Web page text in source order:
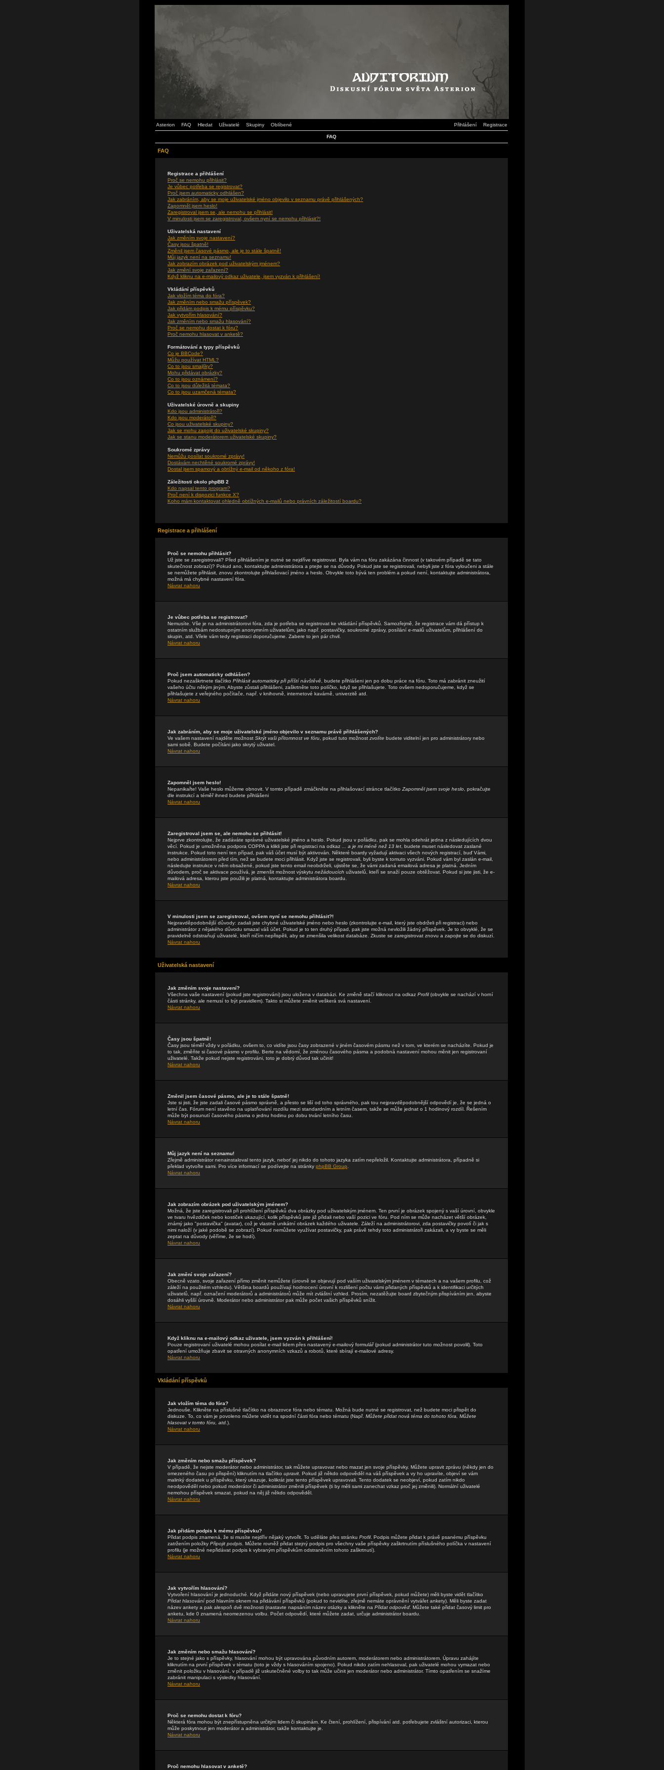
Asterion FAQ Hledat Uživatelé Skupiny Oblíbené Přihlášení Registrace
FAQ
FAQ
Registrace a přihlášení
Proč se nemohu přihlásit?
Je vůbec potřeba se registrovat?
Proč jsem automaticky odhlášen?
Jak zabráním, aby se moje uživatelské jméno objevilo v seznamu právě přihlášených?
Zapomněl jsem heslo!
Zaregistroval jsem se, ale nemohu se přihlásit!
V minulosti jsem se zaregistroval, ovšem nyní se nemohu přihlásit?!
Uživatelská nastavení
Jak změním svoje nastavení?
Časy jsou špatně!
Změnil jsem časové pásmo, ale je to stále špatně!
Můj jazyk není na seznamu!
Jak zobrazím obrázek pod uživatelským jménem?
Jak změní svoje zařazení?
Když kliknu na e-mailový odkaz uživatele, jsem vyzván k přihlášení!
Vkládání příspěvků
Jak vložím téma do fóra?
Jak změním nebo smažu příspěvek?
Jak přidám podpis k mému příspěvku?
Jak vytvořím hlasování?
Jak změním nebo smažu hlasování?
Proč se nemohu dostat k fóru?
Proč nemohu hlasovat v anketě?
Formátování a typy příspěvků
Co je BBCode?
Můžu používat HTML?
Co to jsou smajlíky?
Mohu přidávat obrázky?
Co to jsou oznámení?
Co to jsou důležitá témata?
Co to jsou uzamčená témata?
Uživatelské úrovně a skupiny
Kdo jsou administrátoři?
Kdo jsou moderátoři?
Co jsou uživatelské skupiny?
Jak se mohu zapojit do uživatelské skupiny?
Jak se stanu moderátorem uživatelské skupiny?
Soukromé zprávy
Nemůžu posílat soukromé zprávy!
Dostávám nechtěné soukromé zprávy!
Dostal jsem spamový a obtížný e-mail od někoho z fóra!
Záležitosti okolo phpBB 2
Kdo napsal tento program?
Proč není k dispozici funkce X?
Koho mám kontaktovat ohledně obtížných e-mailů nebo právních záležitostí boardu?
Registrace a přihlášení
Proč se nemohu přihlásit?
Už jste se zaregistrovali? Před přihlášením je nutné se nejdříve registrovat. Byla vám na fóru zakázána činnost (v takovém případě se tato
skutečnost zobrazí)? Pokud ano, kontaktujte administrátora a ptejte se na důvody. Pokud jste se registrovali, nebyli jste z fóra vyloučeni a stále
se nemůžete přihlásit, znovu zkontrolujte přihlašovací jméno a heslo. Obvykle toto bývá ten problém a pokud není, kontaktujte administrátora,
možná má chybné nastavení fóra.
Návrat nahoru
Je vůbec potřeba se registrovat?
Nemusíte. Vše je na administrátorovi fóra, zda je potřeba se registrovat ke vkládání příspěvků. Samozřejmě, že registrace vám dá přístup k
ostatním službám nedostupným anonymním uživatelům, jako např. postavičky, soukromé zprávy, posílání e-mailů uživatelům, přihlášení do
skupin, atd. Vřele vám tedy registraci doporučujeme. Zabere to jen pár chvil.
Návrat nahoru
Proč jsem automaticky odhlášen?
Pokud nezaškrtnete tlačítko Přihlásit automaticky při příští návštěvě , budete přihlášeni jen po dobu práce na fóru. Toto má zabránit zneužití
vašeho účtu někým jiným. Abyste zůstali přihlášeni, zaškrtněte toto políčko, když se přihlašujete. Toto ovšem nedoporučujeme, když se
přihlašujete z veřejného počítače, např. v knihovně, internetové kavárně, univerzitě atd.
Návrat nahoru
Jak zabráním, aby se moje uživatelské jméno objevilo v seznamu právě přihlášených?
Ve vašem nastavení najděte možnost Skrýt vaši přítomnost ve fóru , pokud tuto možnost zvolíte budete viditelní jen pro administrátory nebo
sami sobě. Budete počítáni jako skrytý uživatel.
Návrat nahoru
Zapomněl jsem heslo!
Nepanikařte! Vaše heslo můžeme obnovit. V tomto případě zmáčkněte na přihlašovací stránce tlačítko Zapomněl jsem svoje heslo , pokračujte
dle instrukcí a téměř ihned budete přihlášeni
Návrat nahoru
Zaregistroval jsem se, ale nemohu se přihlásit!
Nejprve zkontrolujte, že zadáváte správné uživatelské jméno a heslo. Pokud jsou v pořádku, pak se mohla odehrát jedna z následujících dvou
věcí. Pokud je umožněna podpora COPPA a klikli jste při registraci na odkaz
... a je mi méně než 13 let , budete muset následovat zaslané
instrukce. Pokud toto není ten případ, pak váš účet musí být aktivován. Některé boardy vyžadují aktivaci všech nových registrací, buď Vámi,
nebo administrátorem před tím, než se budete moci přihlásit. Když jste se registrovali, byli byste k tomuto vyzváni. Pokud vám byl zaslán e-mail,
následujte instrukce v něm obsažené, pokud jste tento email neobdrželi, ujistěte se, že vámi zadaná emailová adresa je platná. Jedním
důvodem, proč se aktivace používá, je zmenšit možnost výskytu nežádoucích uživatelů, kteří se snaží pouze obtěžovat. Pokud si jste jisti, že e-
mailová adresa, kterou jste použili je platná, kontaktujte administrátora boardu.
Návrat nahoru
V minulosti jsem se zaregistroval, ovšem nyní se nemohu přihlásit?!
Nejpravděpodobnější důvody: zadali jste chybné uživatelské jméno nebo heslo (zkontrolujte e-mail, který jste obdrželi při registraci) nebo
administrátor z nějakého důvodu smazal váš účet. Pokud je to ten druhý případ, pak jste možná nevložili žádný příspěvek. Je to obvyklé, že se
pravidelně odstraňují uživatelé, kteří ničím nepřispěli, aby se zmenšila velikost databáze. Zkuste se zaregistrovat znovu a zapojte se do diskuzí.
Návrat nahoru
Uživatelská nastavení
Jak změním svoje nastavení?
Všechna vaše nastavení (pokud jste registrováni) jsou uložena v databázi. Ke změně stačí kliknout na odkaz Profil(obvykle se nachází v horní
části stránky, ale nemusí to být pravidlem). Takto si můžete změnit veškerá svá nastavení.
Návrat nahoru
Časy jsou špatně!
Časy jsou téměř vždy v pořádku, ovšem to, co vidíte jsou časy zobrazené v jiném časovém pásmu než v tom, ve kterém se nacházíte. Pokud je
to tak, změňte si časové pásmo v profilu. Berte na vědomí, že změnou časového pásma a podobná nastavení mohou měnit jen registrovaní
uživatelé. Takže pokud nejste registrováni, toto je dobrý důvod tak učinit!
Návrat nahoru
Změnil jsem časové pásmo, ale je to stále špatně!
Jste si jisti, že jste zadali časové pásmo správně, a přesto se liší od toho správného, pak tou nejpravděpodobnější odpovědí je, že se jedná o
letní čas. Fórum není stavěno na uplatňování rozdílu mezi standardním a letním časem, takže se může jednat o 1 hodinový rozdíl. Řešením
může být posunutí časového pásma o jednu hodinu po dobu trvání letního času.
Návrat nahoru
Můj jazyk není na seznamu!
Zřejmě administrátor nenainstaloval tento jazyk, neboť jej nikdo do tohoto jazyka zatím nepřeložil. Kontaktujte administrátora, případně si
překlad vytvořte sami. Pro více informací se podívejte na stránky phpBB Group
Návrat nahoru
Jak zobrazím obrázek pod uživatelským jménem?
Možná, že jste zaregistrovali při prohlížení příspěvků dva obrázky pod uživatelským jménem. Ten první je obrázek spojený s vaší úrovní, obvykle
ve tvaru hvězdiček nebo kostiček ukazující, kolik příspěvků jste již přidali nebo vaší pozici ve fóru. Pod ním se může nacházet větší obrázek,
známý jako "postavička" (avatar), což je vlastně unikátní obrázek každého uživatele. Záleží na administrátorovi, zda postavičky povolí či jak s
nimi naloží (v jaké podobě se zobrazí). Pokud nemůžete využívat postavičky, pak právě tehdy toto administrátoři zakázali, a vy byste se měli
zeptat na důvody (věříme, že se hodí).
Návrat nahoru
Jak změní svoje zařazení?
Obecně vzato, svoje zařazení přímo změnit nemůžete (úrovně se objevují pod vaším uživatelským jménem v tématech a na vašem profilu, což
záleží na použitém vzhledu). Většina boardů používají hodnocení úrovní k rozlišení počtu vámi přidaných příspěvků a k identifikaci určitých
uživatelů, např. označení moderátorů a administrátorů může mít zvláštní vzhled. Prosím, nezatěžujte board zbytečným přispíváním jen, abyste
dosáhli vyšší úrovně. Moderátor nebo administrátor pak může počet vašich příspěvků snížit.
Návrat nahoru
Když kliknu na e-mailový odkaz uživatele, jsem vyzván k přihlášení!
Pouze registrovaní uživatelé mohou posílat e-mail lidem přes nastavený e-mailový formulář (pokud administrátor tuto možnost povolil). Toto
opatření umožňuje zbavit se otravných anonymních vzkazů a robotů, které sbírají e-mailové adresy.
Návrat nahoru
Vkládání příspěvků
Jak vložím téma do fóra?
Jednouše. Klikněte na příslušné tlačítko na obrazovce fóra nebo tématu. Možná bude nutné se registrovat, než budete moci přispět do
diskuze. To, co vám je povoleno můžete vidět na spodní části fóra nebo tématu (Např. Můžete přidat nová téma do tohoto fóra, Můžete
hlasovat v tomto fóru, atd. ).
Návrat nahoru
Jak změním nebo smažu příspěvek?
V případě, že nejste moderátor nebo administrátor, tak můžete upravovat nebo mazat jen svoje příspěvky. Můžete upravit zprávu (někdy jen do
omezeného času po přispění) kliknutím na tlačítko upravit . Pokud již někdo odpověděl na váš příspěvek a vy ho upravíte, objeví se vám
malinký dodatek u příspěvku, který ukazuje, kolikrát jste tento příspěvek upravovali. Tento dodatek se neobjeví, pokud zatím nikdo
neodpověděl nebo pokud moderátor či administrátor změnili příspěvek (ti by měli sami zanechat vzkaz proč jej změnili). Normální uživatelé
nemohou příspěvek smazat, pokud na něj již někdo odpověděl.
Návrat nahoru
Jak přidám podpis k mému příspěvku?
Přidat podpis znamená, že si musíte nejdřív nějaký vytvořit. To uděláte přes stránku Profil. Podpis můžete přidat k právě psanému příspěvku
zatržením položky Připojit podpis . Můžete rovněž přidat stejný podpis pro všechny vaše příspěvky zaškrtnutím příslušného políčka v nastavení
profilu (je možné nepřidávat podpis k vybraným příspěvkům odstraněním tohoto zaškrtnutí).
Návrat nahoru
Jak vytvořím hlasování?
Vytvoření hlasování je jednoduché. Když přidáte nový příspěvek (nebo upravujete první příspěvek, pokud můžete) měli byste vidět tlačítko
Přidat hlasovánípod hlavním oknem na přidávání příspěvků (pokud to nevidíte, zřejmě nemáte oprávnění vytvářet ankety). Měli byste zadat
název ankety a pak alespoň dvě možnosti (nastavte napsáním název otázky a klikněte na Přidat odpověď. Můžete také přidat časový limit pro
anketu, kde 0 znamená neomezenou volbu. Počet odpovědí, které můžete zadat, určuje administrátor boardu.
Návrat nahoru
Jak změním nebo smažu hlasování?
Je to stejné jako s příspěvky, hlasování mohou být upravována původním autorem, moderátorem nebo administrátorem. Úpravu zahájíte
kliknutím na první příspěvek v tématu (toto je vždy s hlasováním spojeno). Pokud nikdo zatím nehlasoval, pak uživatelé mohou vymazat nebo
změnit položku v hlasování, v případě již uskutečněné volby to tak může učinit jen moderátor nebo administrátor. Tímto opatřením se snažíme
zabránit manipulaci s výsledky hlasování.
Návrat nahoru
Proč se nemohu dostat k fóru?
Některá fóra mohou být znepřístupněna určitým lidem či skupinám. Ke čtení, prohlížení, přispívání atd. potřebujete zvláštní autorizaci, kterou
může poskytnout jen moderátor a administrátor, takže kontaktujte je.
Návrat nahoru
Proč nemohu hlasovat v anketě?